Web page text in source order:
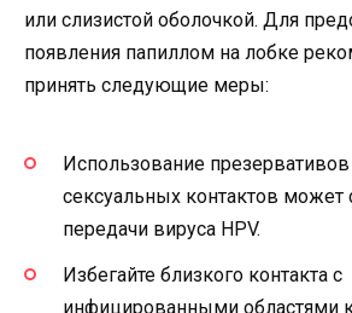
или слизистой оболочкой. Для
появления папиллом на лобке
принять следующие меры:
Использование
сексуальных контактов может
передачи вируса HPV.
Избегайте близкого контакта с
инфицированными областями